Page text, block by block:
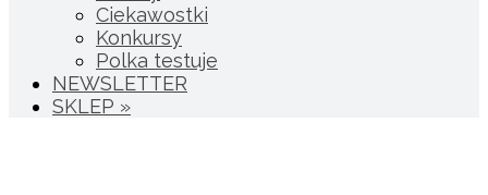
Ciekawostki
Konkursy
Polka testuje
NEWSLETTER
SKLEP »